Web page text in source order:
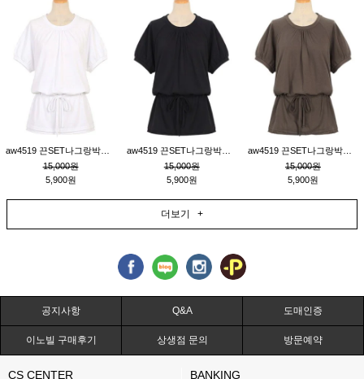
15,000원
5,900원
15,000원
5,900원
15,000원
5,900원
더보기 +
공지사항 Q&A 도매인증
이노빌 구매후기 상생점 문의 방문예약
CS CENTER BANKING